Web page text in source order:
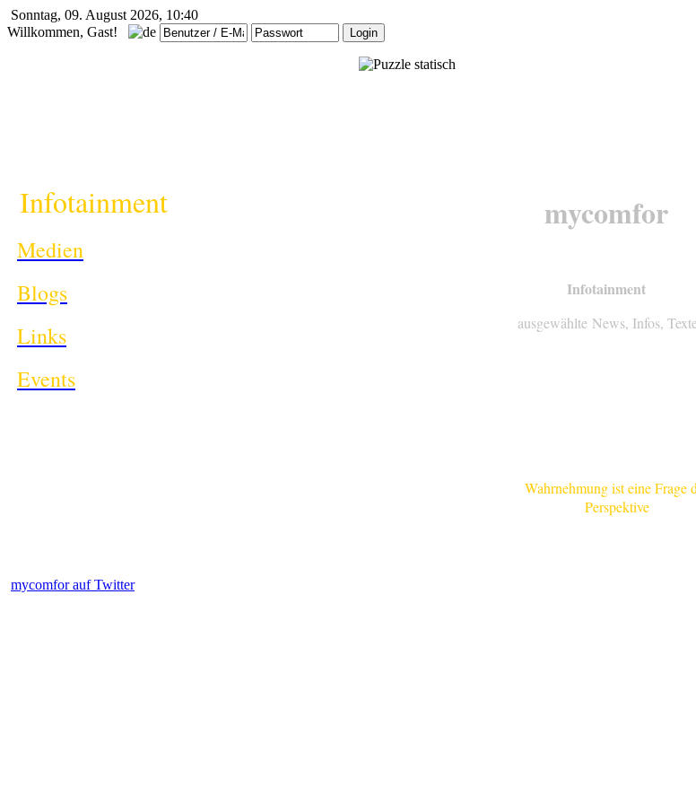
Sonntag, 09. August 2026, 10:40
Willkommen, Gast!
Infotainment
Medien
Blogs
Links
Events
mycomfor
Infotainment
ausgewählte News, Infos, Texte
Wahrnehmung ist eine Frage
Perspektive
mycomfor auf Twitter